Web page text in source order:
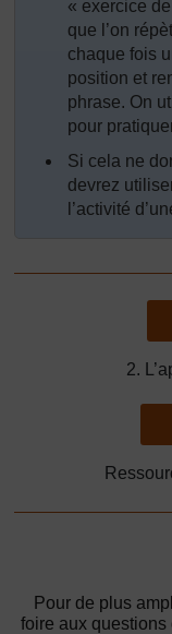
« exercice
que l’on
chaque fois
position et
phrase. On
pour
Si cela ne
devrez
l’activité
2.
Pour de plus
foire aux